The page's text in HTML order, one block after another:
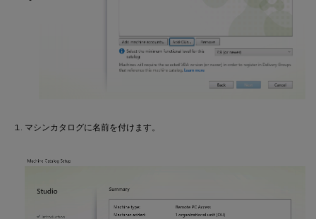
マシンカタログに名前を付けます。